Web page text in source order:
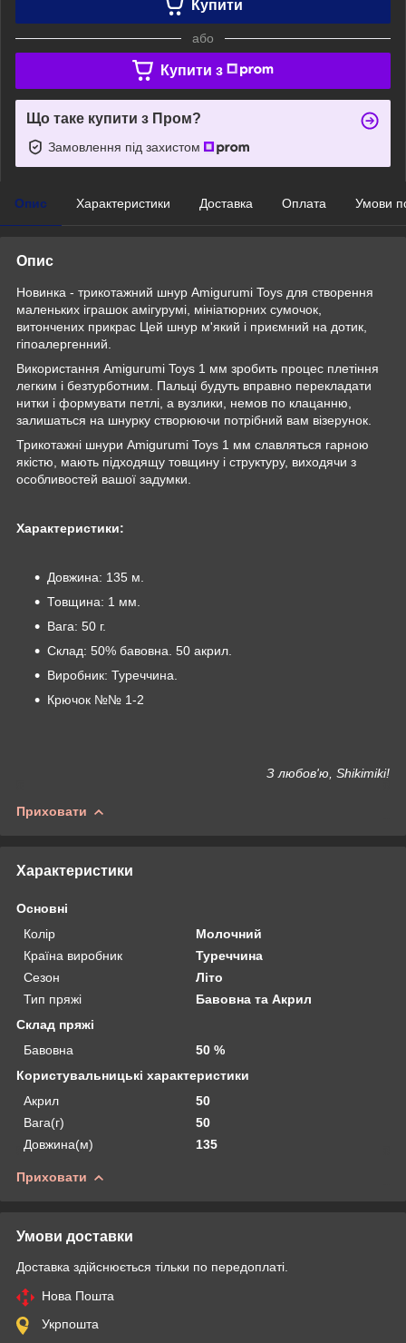
Купити
або
Купити з
Що таке купити з Пром?
Замовлення під захистом
Опис Характеристики Доставка Оплата Умови
Опис
Новинка - трикотажний шнур Amigurumi Toys для створення
маленьких іграшок амігурумі, мініатюрних сумочок,
витончених прикрас Цей шнур м'який і приємний на дотик,
гіпоалергенний.
Використання Amigurumi Toys 1 мм зробить процес плетіння
легким і безтурботним. Пальці будуть вправно перекладати
нитки і формувати петлі, а вузлики, немов по клацанню,
залишаться на шнурку створюючи потрібний вам візерунок.
Трикотажні шнури Amigurumi Toys 1 мм славляться гарною
якістю, мають підходящу товщину і структуру, виходячи з
особливостей вашої задумки.
Характеристики:
Довжина: 135 м.
Товщина: 1 мм.
Вага: 50 г.
Склад: 50% бавовна. 50 акрил.
Виробник: Туреччина.
Крючок №№ 1-2
З любов'ю, Shikimiki!
Приховати
Характеристики
Основні
Колір
Молочний
Країна виробник
Туреччина
Сезон
Літо
Тип пряжі
Бавовна та Акрил
Склад пряжі
Бавовна
50 %
Користувальницькі характеристики
Акрил
50
Вага(г)
50
Довжина(м)
135
Приховати
Умови доставки
Доставка здійснюється тільки по передоплаті.
Нова Пошта
Укрпошта